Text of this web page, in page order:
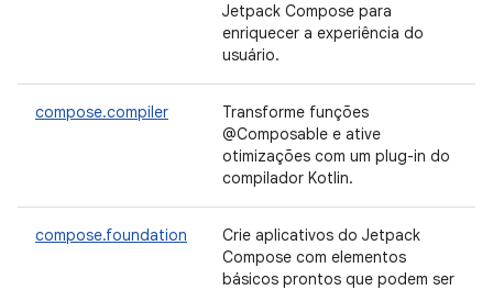
Jetpack Compose para
enriquecer a experiência do
usuário.
compose.compiler
Transforme funções
@Composable e ative
otimizações com um plug-in do
compilador Kotlin.
compose.foundation
Crie aplicativos do Jetpack
Compose com elementos
básicos prontos que podem ser